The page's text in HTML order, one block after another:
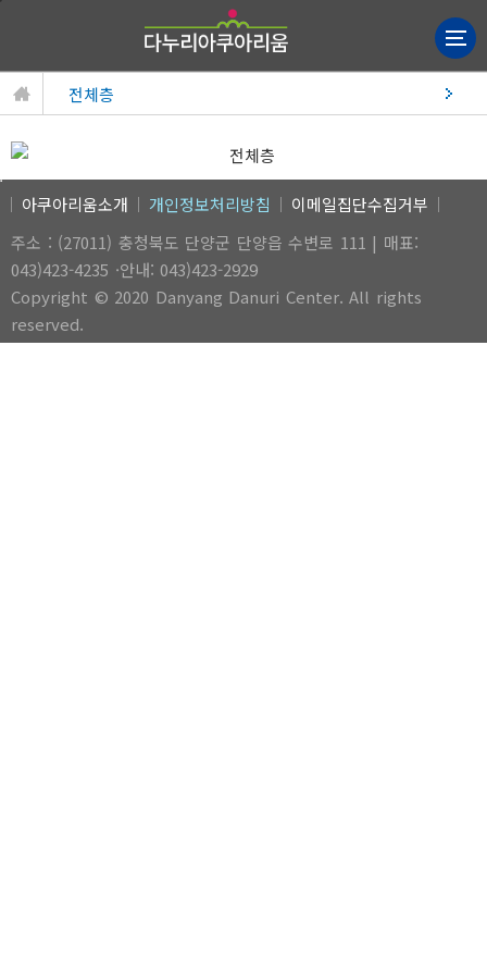
전체층
아쿠아리움소개 개인정보처리방침
이메일집단수집거부
주소 : (27011) 충청북도 단양군 단양읍 수변로 111 | 매표:
043)423-4235 ·안내: 043)423-2929
Copyright © 2020 Danyang Danuri Center. All rights
reserved.